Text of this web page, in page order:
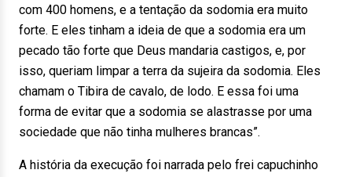
com 400 homens, e a tentação da sodomia era muito
forte. E eles tinham a ideia de que a sodomia era um
pecado tão forte que Deus mandaria castigos, e, por
isso, queriam limpar a terra da sujeira da sodomia. Eles
chamam o Tibira de cavalo, de lodo. E essa foi uma
forma de evitar que a sodomia se alastrasse por uma
sociedade que não tinha mulheres brancas”.
A história da execução foi narrada pelo frei capuchinho